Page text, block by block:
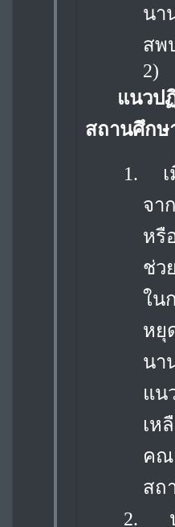
นา
สพ
2)
แนวป
สถานศึกษ
1.
จา
หรื
ช่ว
ใน
หยุ
นา
แน
เห
คณ
สถ
2.